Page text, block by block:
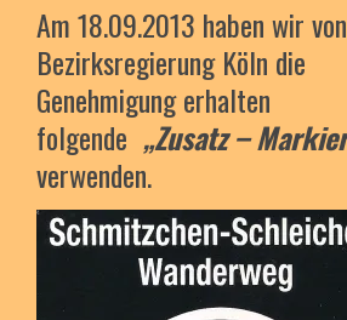
Am 18.09.2013 haben wir
Bezirksregierung Köln die
Genehmigung erhalten
folgende „Zusatz –
verwenden.